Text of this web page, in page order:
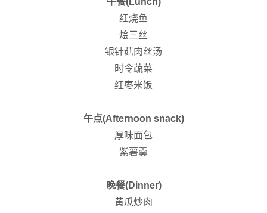
红烧鱼
烩三丝
银针菇肉丝汤
时令蔬菜
红枣米饭
午点(Afternoon snack)
厚味面包
紫薯羹
晚餐(Dinner)
黄瓜炒肉